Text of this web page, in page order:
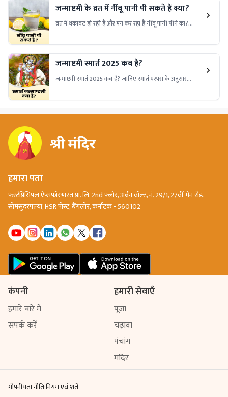
जन्माष्टमी के व्रत में नींबू पानी पी सकते हैं क्या?
व्रत में थकावट हो रही है और मन कर रहा है नींबू पानी पीने का?
जाएगा?
जन्माष्टमी स्मार्त 2025 कब है?
जन्माष्टमी स्मार्त 2025 कब है? जानिए स्मार्त परंपरा के अनुसार
जानकारी।
हमारा पता
फर्स्टप्रिंसिपल ऐप्सफॉरभारत प्रा. लि. 2nd फ्लोर, अर्बन वॉल्ट, नं. 29/1, 27वीं मेन रोड,
सोमसुंदरपल्या, HSR पोस्ट, बैंगलोर, कर्नाटक - 560102
कंपनी
हमारे बारे में
संपर्क करें
हमारी सेवाएँ
पूजा
चढ़ावा
पंचांग
मंदिर
गोपनीयता नीति·नियम एवं शर्तें